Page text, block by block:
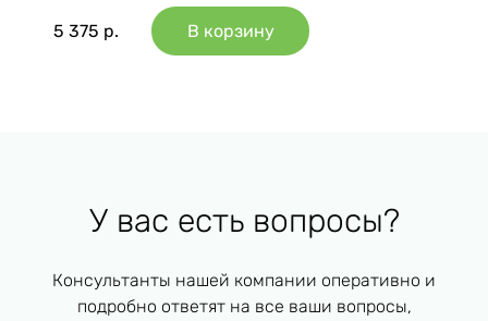
5 375 р. В корзину
У вас есть вопросы?
Консультанты нашей компании оперативно и
подробно ответят на все ваши вопросы,